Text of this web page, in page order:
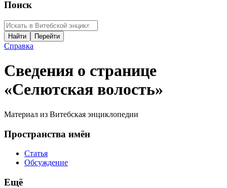
Поиск
Справка
Сведения о странице
«Селютская волость»
Материал из Витебская энциклопедии
Пространства имён
Статья
Обсуждение
Ещё